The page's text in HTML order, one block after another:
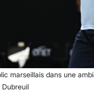
marseillais dans une